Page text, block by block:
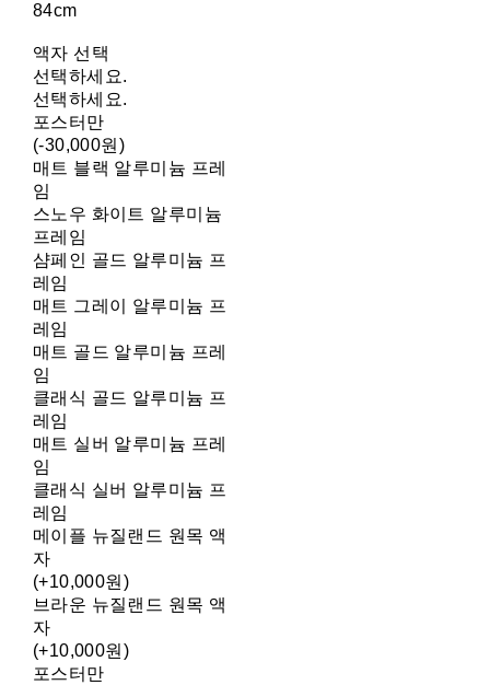
84cm
액자 선택
선택하세요.
선택하세요.
포스터만
(-30,000원)
매트 블랙 알루미늄 프레
임
스노우 화이트 알루미늄
프레임
샴페인 골드 알루미늄 프
레임
매트 그레이 알루미늄 프
레임
매트 골드 알루미늄 프레
임
클래식 골드 알루미늄 프
레임
매트 실버 알루미늄 프레
임
클래식 실버 알루미늄 프
레임
메이플 뉴질랜드 원목 액
자
(+10,000원)
브라운 뉴질랜드 원목 액
자
(+10,000원)
포스터만